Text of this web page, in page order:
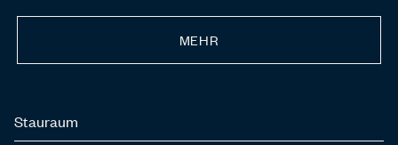
MEHR
Stauraum